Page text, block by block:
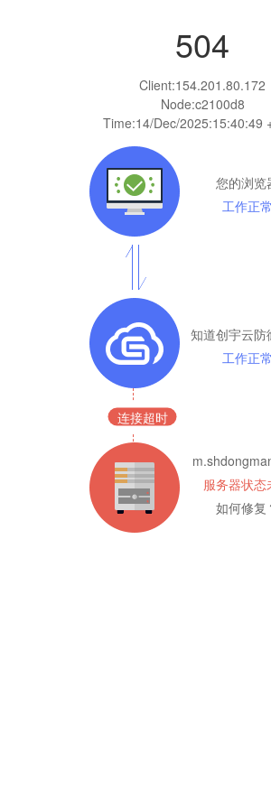
504
Client:154.201.80.172
Node:c2100d8
Time:14/Dec/2025:15:40:49
您的浏览
工作正常
知道创宇云防
工作正常
连接超时
服务器状态
如何修复